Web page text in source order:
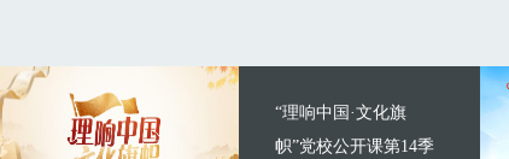
“理响中国·文化旗
帜”党校公开课第14季